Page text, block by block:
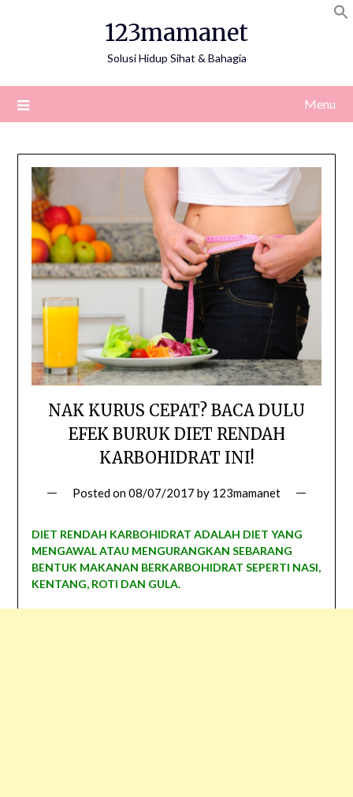
123mamanet
Solusi Hidup Sihat & Bahagia
Menu
NAK KURUS CEPAT? BACA DULU
EFEK BURUK DIET RENDAH
KARBOHIDRAT INI!
Posted on08/07/2017 by 123mamanet
DIET RENDAH KARBOHIDRAT ADALAH DIET YANG
MENGAWAL ATAU MENGURANGKAN SEBARANG
BENTUK MAKANAN BERKARBOHIDRAT SEPERTI NASI,
KENTANG, ROTI DAN GULA.